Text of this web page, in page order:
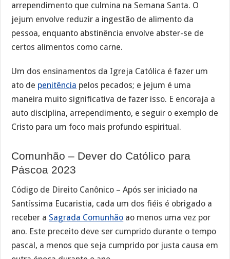
arrependimento que culmina na Semana Santa. O
jejum envolve reduzir a ingestão de alimento da
pessoa, enquanto abstinência envolve abster-se de
certos alimentos como carne.
Um dos ensinamentos da Igreja Católica é fazer um
ato de penitência pelos pecados; e jejum é uma
maneira muito significativa de fazer isso. E encoraja a
auto disciplina, arrependimento, e seguir o exemplo de
Cristo para um foco mais profundo espiritual.
Comunhão – Dever do Católico para
Páscoa 2023
Código de Direito Canônico – Após ser iniciado na
Santíssima Eucaristia, cada um dos fiéis é obrigado a
receber a Sagrada Comunhão ao menos uma vez por
ano. Este preceito deve ser cumprido durante o tempo
pascal, a menos que seja cumprido por justa causa em